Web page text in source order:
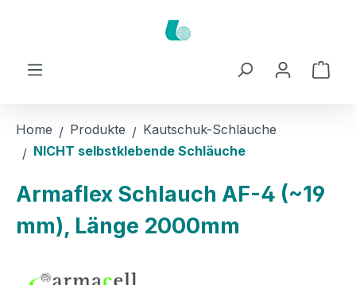
Home Produkte
Kautschuk-Schläuche
NICHT selbstklebende Schläuche
Armaflex Schlauch AF-4 (~19
mm), Länge 2000mm